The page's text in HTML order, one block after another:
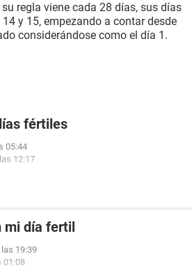
regla viene cada 28 días, sus días
y 15, empezando a contar desde
considerándose como el día 1.
fértiles
05:44
12:17
mi día fertil
19:39
01:08